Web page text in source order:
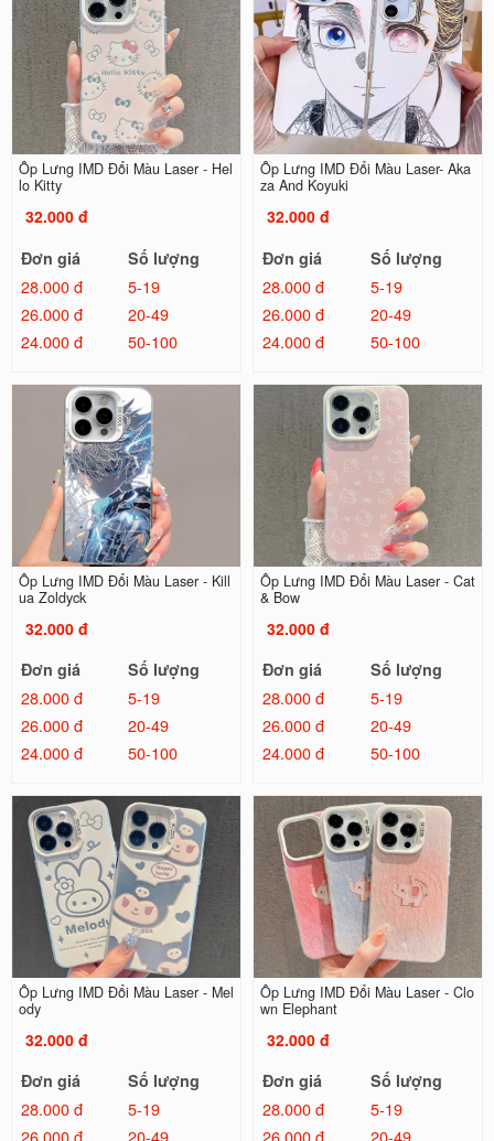
Ốp Lưng IMD Đổi Màu Laser - Hel
lo Kitty
32.000 đ
Đơn giá
Số lượng
28.000 đ
5-19
26.000 đ
20-49
24.000 đ
50-100
Ốp Lưng IMD Đổi Màu Laser- Aka
za And Koyuki
32.000 đ
Đơn giá
Số lượng
28.000 đ
5-19
26.000 đ
20-49
24.000 đ
50-100
Ốp Lưng IMD Đổi Màu Laser - Kill
ua Zoldyck
32.000 đ
Đơn giá
Số lượng
28.000 đ
5-19
26.000 đ
20-49
24.000 đ
50-100
Ốp Lưng IMD Đổi Màu Laser - Cat
& Bow
32.000 đ
Đơn giá
Số lượng
28.000 đ
5-19
26.000 đ
20-49
24.000 đ
50-100
Ốp Lưng IMD Đổi Màu Laser - Mel
ody
32.000 đ
Đơn giá
Số lượng
28.000 đ
5-19
Ốp Lưng IMD Đổi Màu Laser - Clo
wn Elephant
32.000 đ
Đơn giá
Số lượng
28.000 đ
5-19